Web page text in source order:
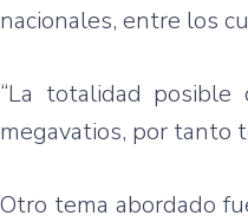
nacionales, entre los
“La totalidad
megavatios, por tanto
Otro tema abordado